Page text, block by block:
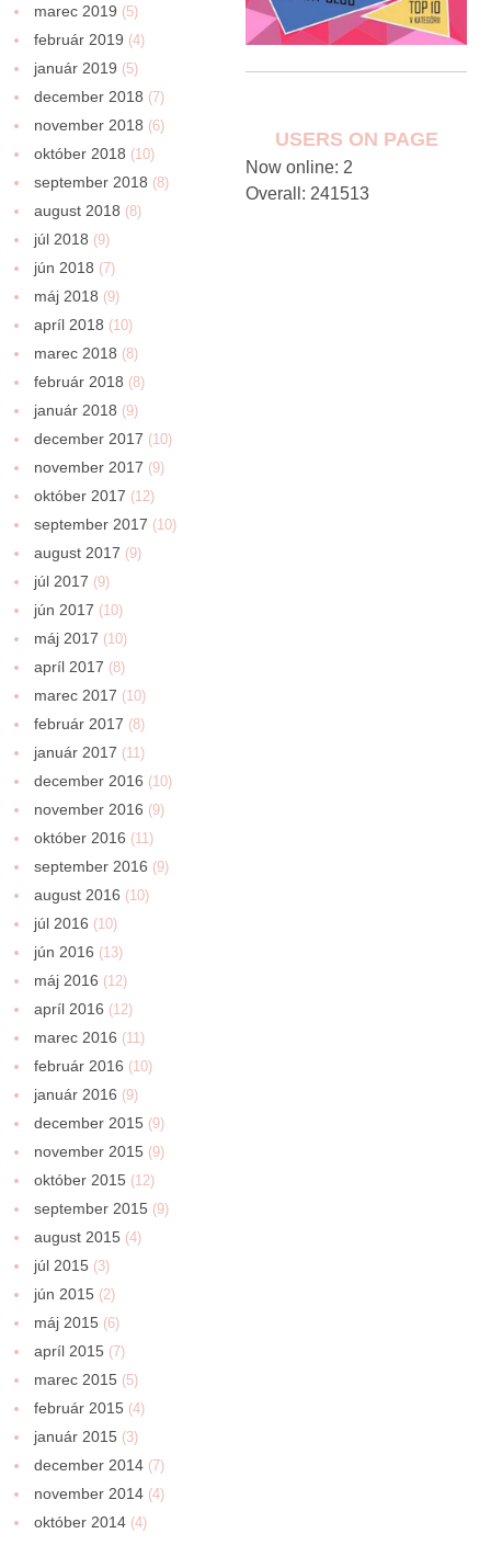
marec 2019 (5)
február 2019 (4)
január 2019 (5)
december 2018 (7)
november 2018 (6)
október 2018 (10)
september 2018 (8)
august 2018 (8)
júl 2018 (9)
jún 2018 (7)
máj 2018 (9)
apríl 2018 (10)
marec 2018 (8)
február 2018 (8)
január 2018 (9)
december 2017 (10)
november 2017 (9)
október 2017 (12)
september 2017 (10)
august 2017 (9)
júl 2017 (9)
jún 2017 (10)
máj 2017 (10)
apríl 2017 (8)
marec 2017 (10)
február 2017 (8)
január 2017 (11)
december 2016 (10)
november 2016 (9)
október 2016 (11)
september 2016 (9)
august 2016 (10)
júl 2016 (10)
jún 2016 (13)
máj 2016 (12)
apríl 2016 (12)
marec 2016 (11)
február 2016 (10)
január 2016 (9)
december 2015 (9)
november 2015 (9)
október 2015 (12)
september 2015 (9)
august 2015 (4)
júl 2015 (3)
jún 2015 (2)
máj 2015 (6)
apríl 2015 (7)
marec 2015 (5)
február 2015 (4)
január 2015 (3)
december 2014 (7)
november 2014 (4)
október 2014 (4)
USERS ON PAGE
Now online: 2
Overall: 241513